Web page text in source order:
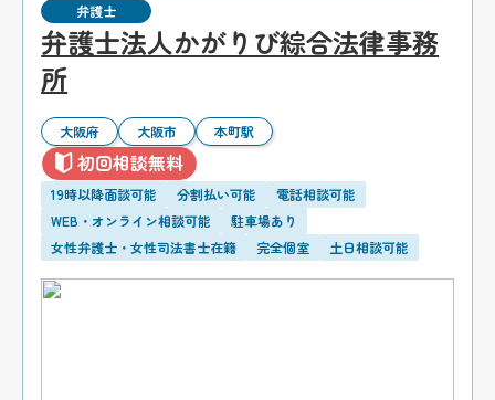
弁護士
弁護士法人かがりび綜合法律事務
所
大阪府 大阪市 本町駅
初回相談無料
19時以降面談可能 分割払い可能
電話相談可能
WEB・オンライン相談可能
駐車場あり
女性弁護士・女性司法書士在籍
完全個室 土日相談可能